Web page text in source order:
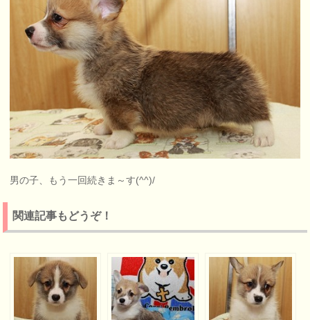
男の子、もう一回続きま～す(^^)/
関連記事もどうぞ！